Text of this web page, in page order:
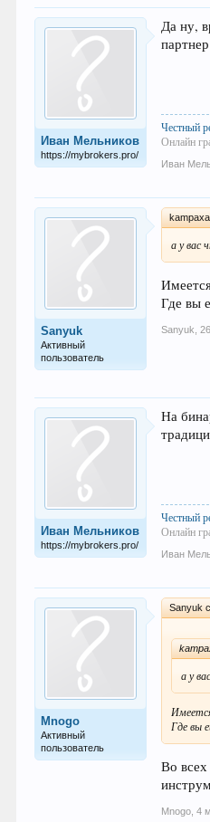
Иван Мельников
https://mybrokers.pro/
Да ну,
Честный
Онлайн
Иван
Sanyuk
Активный
пользователь
а у вас
Где вы
Sanyuk
Иван Мельников
https://mybrokers.pro/
На
Честный
Онлайн
Иван
Mnogo
Активный
пользователь
Sanyuk
а у
Где вы
Во
Mnogo 4